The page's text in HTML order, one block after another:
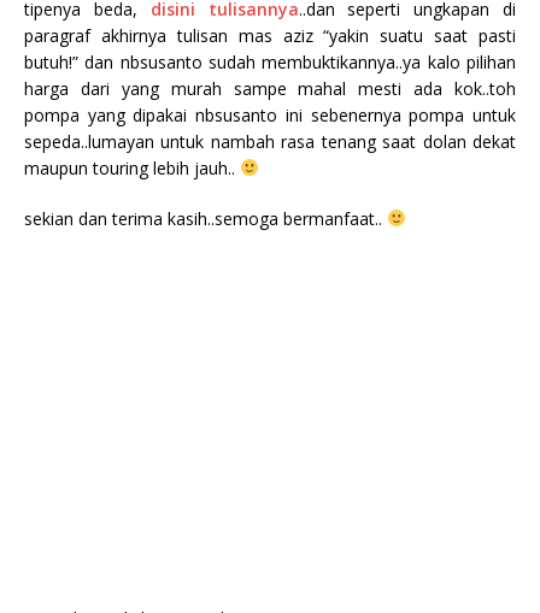
tipenya beda, disini tulisannya..dan seperti ungkapan di
paragraf akhirnya tulisan mas aziz “yakin suatu saat pasti
butuh!” dan nbsusanto sudah membuktikannya..ya kalo pilihan
harga dari yang murah sampe mahal mesti ada kok..toh
pompa yang dipakai nbsusanto ini sebenernya pompa untuk
sepeda..lumayan untuk nambah rasa tenang saat dolan dekat
maupun touring lebih jauh..
sekian dan terima kasih..semoga bermanfaat..